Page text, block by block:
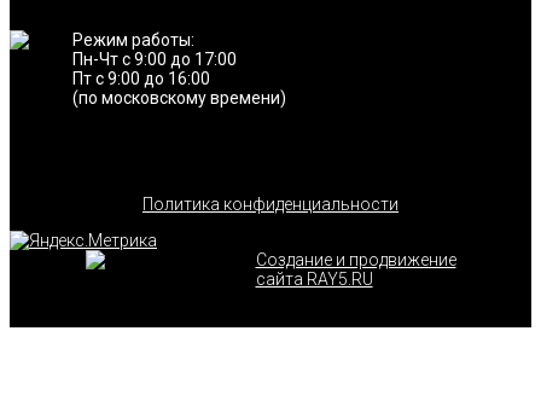
Режим работы:
Пн-Чт с 9:00 до 17:00
Пт с 9:00 до 16:00
(по московскому времени)
Политика конфиденциальности
Создание и продвижение
сайта RAY5.RU